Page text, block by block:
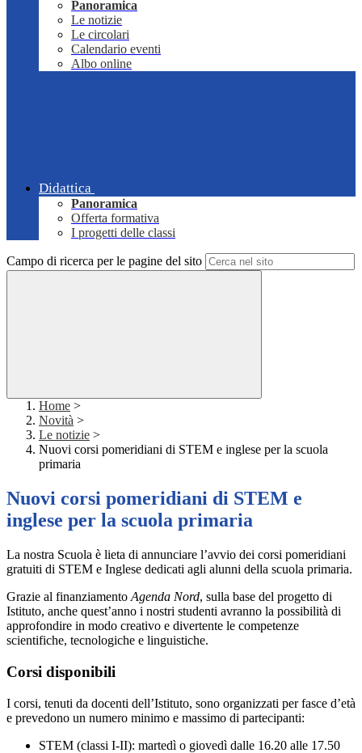
Panoramica
Le notizie
Le circolari
Calendario eventi
Albo online
Didattica
Panoramica
Offerta formativa
I progetti delle classi
Campo di ricerca per le pagine del sito
Home >
Novità >
Le notizie >
Nuovi corsi pomeridiani di STEM e inglese per la scuola
primaria
Nuovi corsi pomeridiani di STEM e
inglese per la scuola primaria
La nostra Scuola è lieta di annunciare l’avvio dei corsi pomeridiani
gratuiti di STEM e Inglese dedicati agli alunni della scuola primaria.
Grazie al finanziamento Agenda Nord, sulla base del progetto di
Istituto, anche quest’anno i nostri studenti avranno la possibilità di
approfondire in modo creativo e divertente le competenze
scientifiche, tecnologiche e linguistiche.
Corsi disponibili
I corsi, tenuti da docenti dell’Istituto, sono organizzati per fasce d’età
e prevedono un numero minimo e massimo di partecipanti:
STEM (classi I-II): martedì o giovedì dalle 16.20 alle 17.50